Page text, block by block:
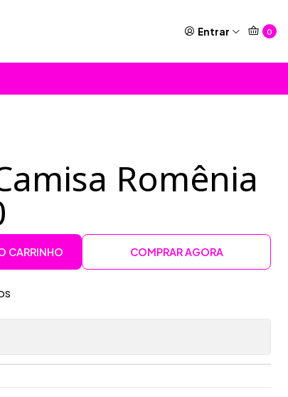
Entrar 0
Romênia
CARRINHO COMPRAR AGORA